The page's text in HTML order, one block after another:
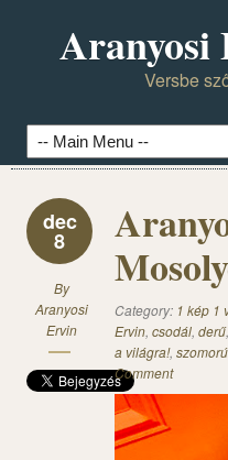
Aranyosi
Versbe
dec
8
By
Aranyosi
Ervin
Category: 1 kép 1
Ervin, csodál, derű,
a világra!, szomorú
Comment